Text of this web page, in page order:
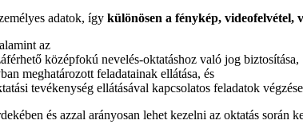
adatok, így különösen a fénykép, videofelvétel,
az
középfokú nevelés-oktatáshoz való jog biztosítása,
meghatározott feladatainak ellátása, és
tevékenység ellátásával kapcsolatos feladatok
és azzal arányosan lehet kezelni az oktatás